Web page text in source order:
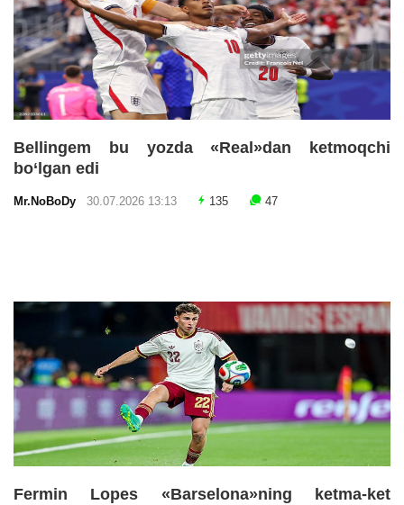
Bellingem bu yozda «Real»dan ketmoqchi
bo‘lgan edi
Mr.NoBoDy 30.07.2026 13:13 135 47
Fermin Lopes «Barselona»ning ketma-ket